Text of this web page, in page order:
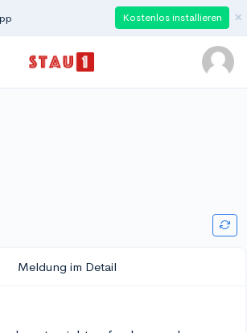
Kostenlos installieren ×
Meldung im Detail